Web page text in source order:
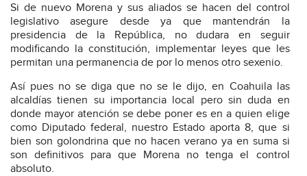
Si de nuevo Morena y sus aliados se hacen del control
legislativo asegure desde ya que mantendrán la
presidencia de la República, no dudara en seguir
modificando la constitución, implementar leyes que les
permitan una permanencia de por lo menos otro sexenio.
Así pues no se diga que no se le dijo, en Coahuila las
alcaldías tienen su importancia local pero sin duda en
donde mayor atención se debe poner es en a quien elige
como Diputado federal, nuestro Estado aporta 8, que si
bien son golondrina que no hacen verano ya en suma si
son definitivos para que Morena no tenga el control
absoluto.